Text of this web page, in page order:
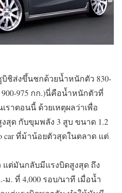
บิชิส่งขึ้นชกด้วยน้ำหนักตัว 830-
975 กก.)นี่คือน้ำหนักตัวที่
ราตอนนี้ ด้วยเหตุผลว่าเพื่อ
สุด กับขุมพลัง 3 สูบ ขนาด 1.2
car ที่ม้าน้อยตัวสุดในตลาด แต่
แต่มันกลับมีแรงบิดสูงสุด ถึง
ม. ที่ 4,000 รอบ/นาที เมื่อน้ำ